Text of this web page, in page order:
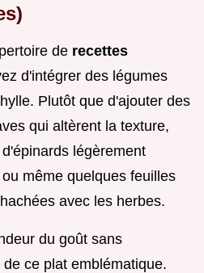
de recettes
d'intégrer des légumes
Plutôt que d'ajouter des
qui altèrent la texture,
légèrement
même quelques feuilles
avec les herbes.
du goût sans
ce plat emblématique.